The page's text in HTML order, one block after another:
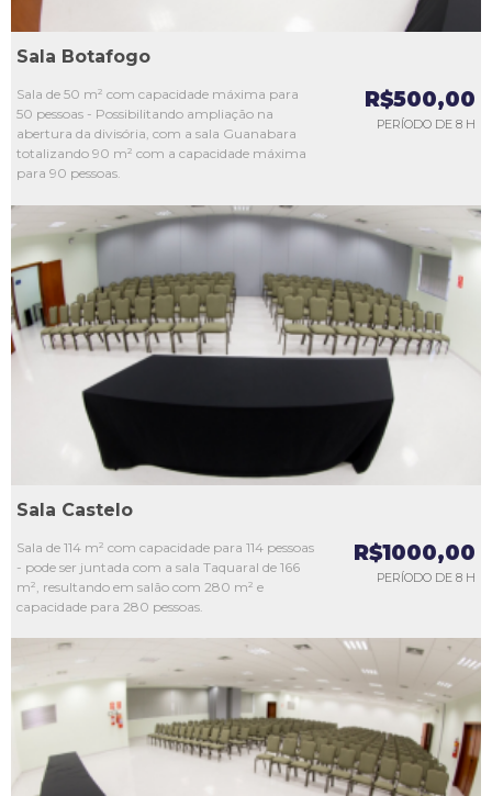
Sala Botafogo
Sala de 50 m² com capacidade máxima para
50 pessoas - Possibilitando ampliação na
abertura da divisória, com a sala Guanabara
totalizando 90 m² com a capacidade máxima
para 90 pessoas.
R$500,00
PERÍODO DE 8 H
L2
L3
L4
Sala Castelo
Sala de 114 m² com capacidade para 114 pessoas
- pode ser juntada com a sala Taquaral de 166
m², resultando em salão com 280 m² e
capacidade para 280 pessoas.
R$1000,00
PERÍODO DE 8 H
L3
L4